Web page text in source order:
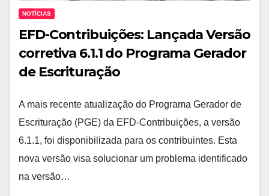
NOTÍCIAS
EFD-Contribuições: Lançada Versão
corretiva 6.1.1 do Programa Gerador
de Escrituração
A mais recente atualização do Programa Gerador de
Escrituração (PGE) da EFD-Contribuições, a versão
6.1.1, foi disponibilizada para os contribuintes. Esta
nova versão visa solucionar um problema identificado
na versão…